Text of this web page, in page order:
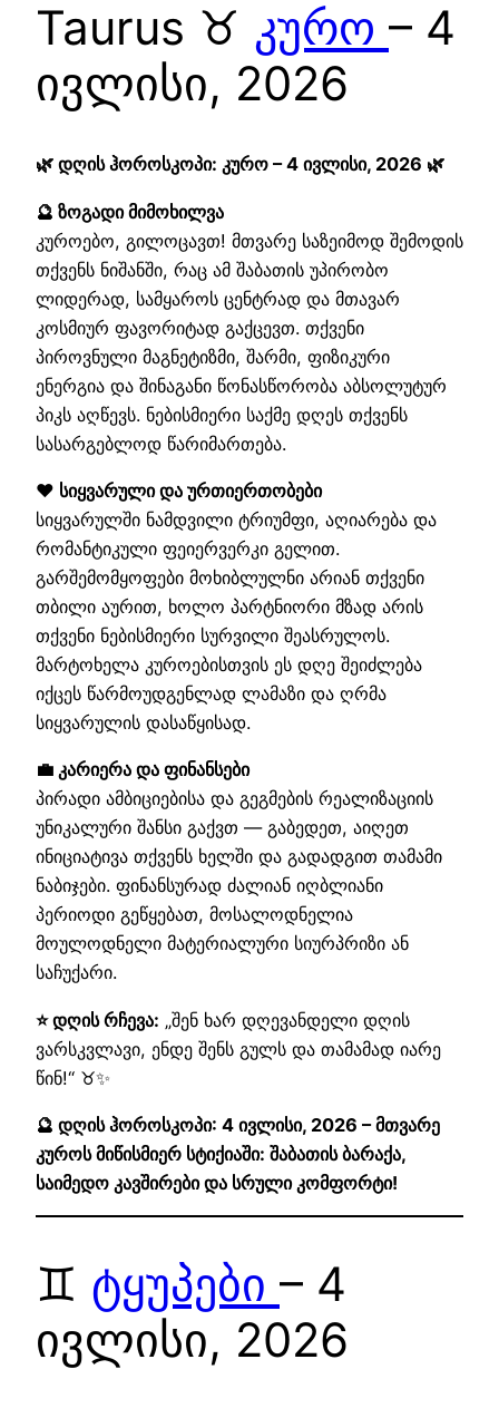
Taurus ♉ კურო – 4
ივლისი, 2026
🌿 დღის ჰოროსკოპი: კურო – 4 ივლისი, 2026 🌿
🔮 ზოგადი მიმოხილვა
კუროებო, გილოცავთ! მთვარე საზეიმოდ შემოდის
თქვენს ნიშანში, რაც ამ შაბათის უპირობო
ლიდერად, სამყაროს ცენტრად და მთავარ
კოსმიურ ფავორიტად გაქცევთ. თქვენი
პიროვნული მაგნეტიზმი, შარმი, ფიზიკური
ენერგია და შინაგანი წონასწორობა აბსოლუტურ
პიკს აღწევს. ნებისმიერი საქმე დღეს თქვენს
სასარგებლოდ წარიმართება.
❤️ სიყვარული და ურთიერთობები
სიყვარულში ნამდვილი ტრიუმფი, აღიარება და
რომანტიკული ფეიერვერკი გელით.
გარშემომყოფები მოხიბლულნი არიან თქვენი
თბილი აურით, ხოლო პარტნიორი მზად არის
თქვენი ნებისმიერი სურვილი შეასრულოს.
მარტოხელა კუროებისთვის ეს დღე შეიძლება
იქცეს წარმოუდგენლად ლამაზი და ღრმა
სიყვარულის დასაწყისად.
💼 კარიერა და ფინანსები
პირადი ამბიციებისა და გეგმების რეალიზაციის
უნიკალური შანსი გაქვთ — გაბედეთ, აიღეთ
ინიციატივა თქვენს ხელში და გადადგით თამამი
ნაბიჯები. ფინანსურად ძალიან იღბლიანი
პერიოდი გეწყებათ, მოსალოდნელია
მოულოდნელი მატერიალური სიურპრიზი ან
საჩუქარი.
⭐ დღის რჩევა: „შენ ხარ დღევანდელი დღის
ვარსკვლავი, ენდე შენს გულს და თამამად იარე
წინ!“ ♉✨
🔮 დღის ჰოროსკოპი: 4 ივლისი, 2026 – მთვარე
კუროს მიწისმიერ სტიქიაში: შაბათის ბარაქა,
საიმედო კავშირები და სრული კომფორტი!
♊ ტყუპები – 4
ივლისი, 2026